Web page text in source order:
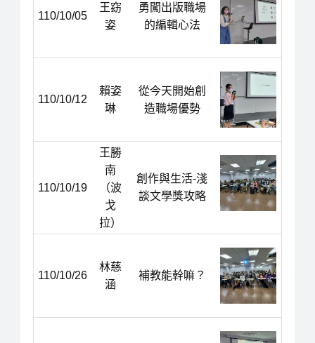
110/10/05
王窈
姿
勇闖出版職場
的編輯心法
110/10/12
賴姿
琳
從今天開始創
造職場優勢
110/10/19
王勝
南
（波
戈
拉）
創作與生活-淺
談文學獎攻略
110/10/26
林慈
涵
補教能幹嘛？